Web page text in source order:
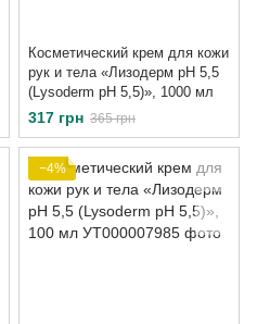
Косметический крем для кожи
рук и тела «Лизодерм рН 5,5
(Lysoderm pН 5,5)», 1000 мл
317 грн 365 грн
−4%